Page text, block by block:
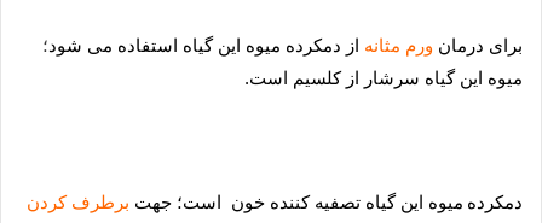
برای درمان ورم مثانه از دمکرده میوه این گیاه استفاده می شود؛
میوه این گیاه سرشار از کلسیم است.
دمکرده میوه این گیاه تصفیه کننده خون است؛ جهت برطرف کردن